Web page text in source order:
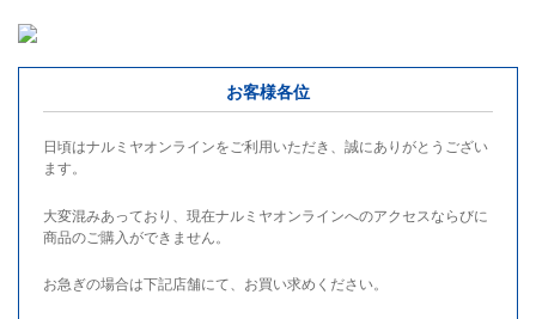
お客様各位
日頃はナルミヤオンラインをご利用いただき、誠にありがとうござい
ます。
大変混みあっており、現在ナルミヤオンラインへのアクセスならびに
商品のご購入ができません。
お急ぎの場合は下記店舗にて、お買い求めください。